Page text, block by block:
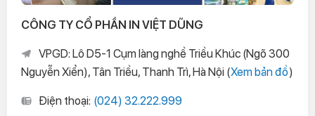
CÔNG TY CỔ PHẦN IN VIỆT DŨNG
VPGD: Lô D5-1 Cụm làng nghề Triều Khúc (Ngõ 300
Nguyễn Xiển), Tân Triều, Thanh Trì, Hà Nội (Xem bản đồ)
Điện thoại: (024) 32.222.999